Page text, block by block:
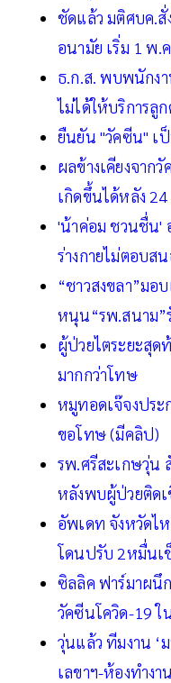
ชัดแล้ว มติศบค.สั่
อนามัย เริ่ม 1 พ.
ธ.ก.ส. พบพนักง
ไม่ได้ให้บริการลูก
ยืนยัน "วัคซีน" เ
ผลข้างเคียงจาก
เกิดขึ้นได้หลัง 24
'น้าค่อม ชวนชื่น'
ร่างกายไม่ตอบสน
“ชาวสงขลา”มอ
หนุน“รพ.สนาม”
ผู้ป่วยไตระยะสุด
มากกว่าโทษ
หมูทอดเจ๊จงประ
ขอโทษ (มีคลิป)
รพ.ศรีสะเกษวุ่น
หลังพบผู้ป่วยติดเ
อัพเดท จังหวัดไ
โดนปรับ 2หมื่นเ
ซิลลิค ฟาร์มาผนึ
วัคซีนโควิด-19 ใ
วุ่นแล้ว ทีมงาน ‘
เลขาฯ-ห้องทำงา